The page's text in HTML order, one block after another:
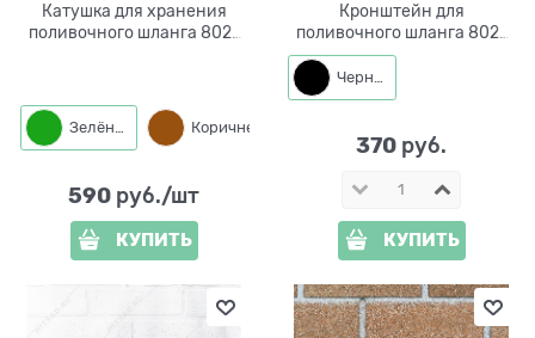
Катушка для хранения
поливочного шланга 802-
Зелёный
590 руб./шт
КУПИТЬ
Кронштейн для
поливочного шланга 802-
043B металл
Черный
370 руб.
КУПИТЬ